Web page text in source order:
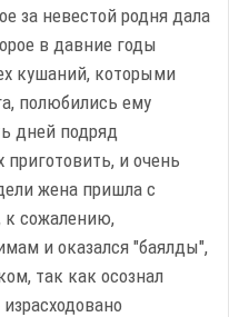
за невестой родня дала
в давние годы
кушаний, которыми
полюбились ему
дней подряд
и очень
жена пришла с
к сожалению,
и оказался "баялды",
так как осознал